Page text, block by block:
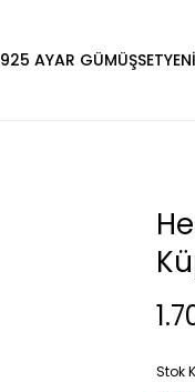
925 AYAR GÜMÜŞSET
Stok